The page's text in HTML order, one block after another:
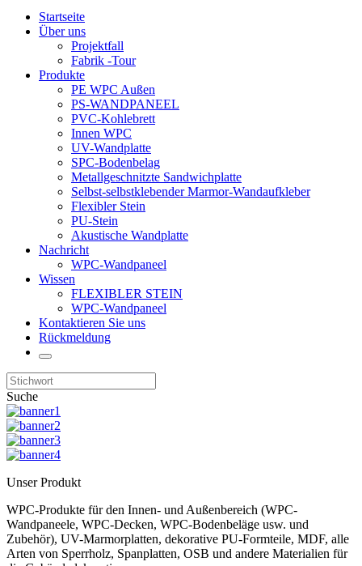
Startseite
Über uns
Projektfall
Fabrik -Tour
Produkte
PE WPC Außen
PS-WANDPANEEL
PVC-Kohlebrett
Innen WPC
UV-Wandplatte
SPC-Bodenbelag
Metallgeschnitzte Sandwichplatte
Selbst-selbstklebender Marmor-Wandaufkleber
Flexibler Stein
PU-Stein
Akustische Wandplatte
Nachricht
WPC-Wandpaneel
Wissen
FLEXIBLER STEIN
WPC-Wandpaneel
Kontaktieren Sie uns
Rückmeldung
Suche
Unser Produkt
WPC-Produkte für den Innen- und Außenbereich (WPC-
Wandpaneele, WPC-Decken, WPC-Bodenbeläge usw. und
Zubehör), UV-Marmorplatten, dekorative PU-Formteile, MDF, alle
Arten von Sperrholz, Spanplatten, OSB und andere Materialien für